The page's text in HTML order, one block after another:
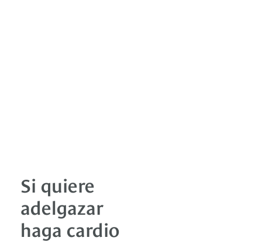
Si quiere
adelgazar
haga cardio